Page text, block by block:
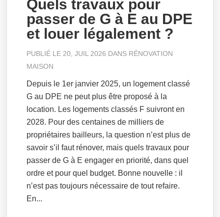
Quels travaux pour
passer de G à E au DPE
et louer légalement ?
PUBLIÉ LE 20, JUIL 2026 DANS RÉNOVATION
MAISON
Depuis le 1er janvier 2025, un logement classé
G au DPE ne peut plus être proposé à la
location. Les logements classés F suivront en
2028. Pour des centaines de milliers de
propriétaires bailleurs, la question n’est plus de
savoir s’il faut rénover, mais quels travaux pour
passer de G à E engager en priorité, dans quel
ordre et pour quel budget. Bonne nouvelle : il
n’est pas toujours nécessaire de tout refaire.
En...